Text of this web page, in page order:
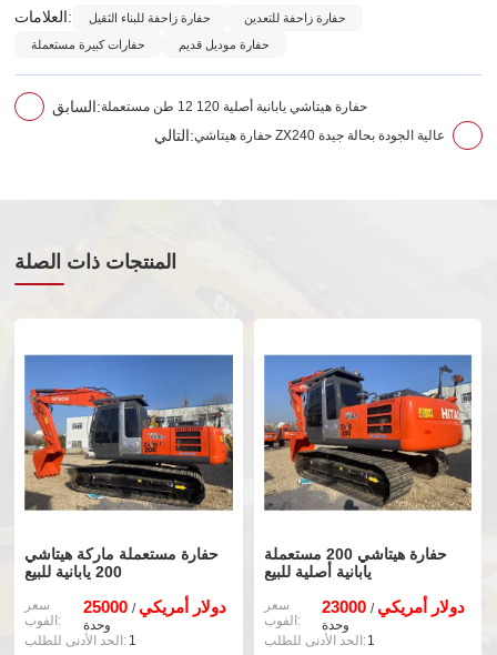
العلامات: حفارة زاحفة للبناء الثقيل
حفارة زاحفة للتعدين
حفارات كبيرة مستعملة
حفارة موديل قديم
السابق: حفارة هيتاشي يابانية أصلية 120 12 طن مستعملة
التالي: حفارة هيتاشي ZX240 عالية الجودة بحالة جيدة
المنتجات ذات الصلة
حفارة مستعملة ماركة هيتاشي
200 يابانية للبيع
سعر
الفوب:
25000 دولار أمريكي /
وحدة
الحد الأدنى للطلب: 1
حفارة هيتاشي 200 مستعملة
يابانية أصلية للبيع
سعر
الفوب:
23000 دولار أمريكي /
وحدة
الحد الأدنى للطلب:1